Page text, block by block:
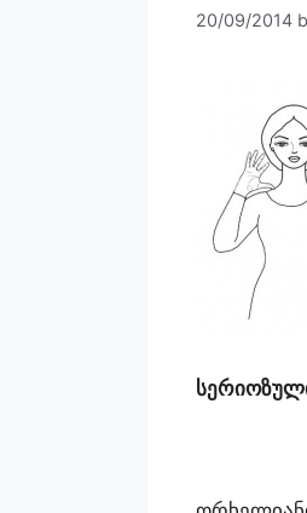
20/09/2014